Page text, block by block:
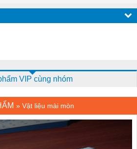
VIP cùng nhóm
» Vật liệu mài mòn